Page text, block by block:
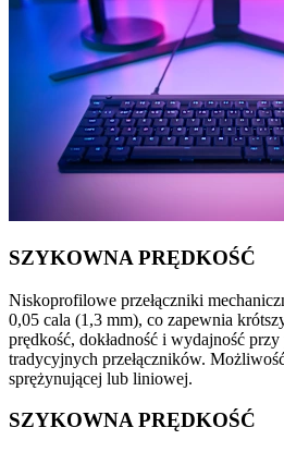
SZYKOWNA PRĘDKOŚĆ
Niskoprofilowe przełączniki
0,05 cala (1,3 mm), co zapewnia
prędkość, dokładność i wydajność
tradycyjnych przełączników.
sprężynującej lub liniowej.
SZYKOWNA PRĘDKOŚĆ